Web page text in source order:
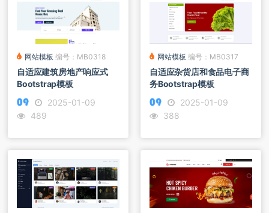
网站模板 编号：MB0318
自适应建筑房地产响应式
Bootstrap模板
2025-01-09
489
网站模板 编号：MB0317
自适应杂货店和食品电子商
务Bootstrap模板
2025-01-09
388